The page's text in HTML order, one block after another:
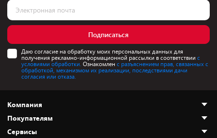
Подписаться
Даю согласие на обработку моих персональных данных для
получения рекламно-информационной рассылки в соответствии с
условиями обработки. Ознакомлен с разъяснением прав, связанных с
обработкой, механизмом их реализации, последствиями дачи
согласия или отказа.
Компания
О нас
Покупателям
Сервисы